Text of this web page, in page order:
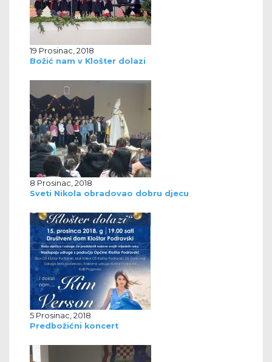
19 Prosinac, 2018
Božić nam v Klošter dolazi
8 Prosinac, 2018
Sveti Nikola obradovao dobru djecu
5 Prosinac, 2018
Predbožićni koncert